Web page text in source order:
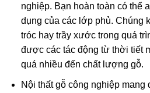
nghiệp. Bạn hoàn toàn có thể
dụng của các lớp phủ. Chúng
tróc hay trầy xước trong quá
được các tác động từ thời tiết
quá nhiều đến chất lượng gỗ.
Nội thất gỗ công nghiệp mang